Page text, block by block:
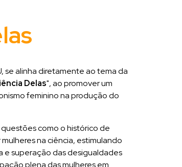
se alinha diretamente ao tema da
Delas", ao promover um
feminino na produção do
como o histórico de
na ciência, estimulando
superação das desigualdades
plena das mulheres em